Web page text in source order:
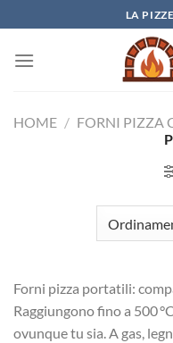
ai
contenuti
LA
HOME / FORNI PIZZA
Forni pizza portatili:
Raggiungono fino a 500
ovunque tu sia. A gas,